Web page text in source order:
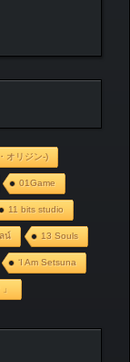
オリジン‐)
01Game
11 bits studio
น์ 13 Souls
‘I Am Setsuna